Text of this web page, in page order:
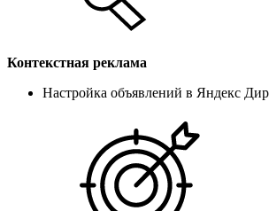
Контекстная реклама
Настройка объявлений в Яндекс